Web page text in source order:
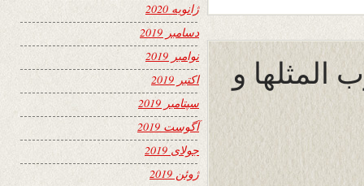
المثلها و
ژانویه 2020
دسامبر 2019
نوامبر 2019
اکتبر 2019
سپتامبر 2019
آگوست 2019
جولای 2019
ژوئن 2019